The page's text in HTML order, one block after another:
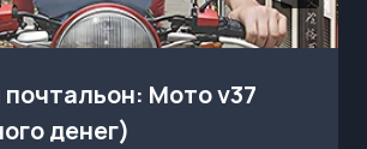
почтальон: Мото v37
денег)